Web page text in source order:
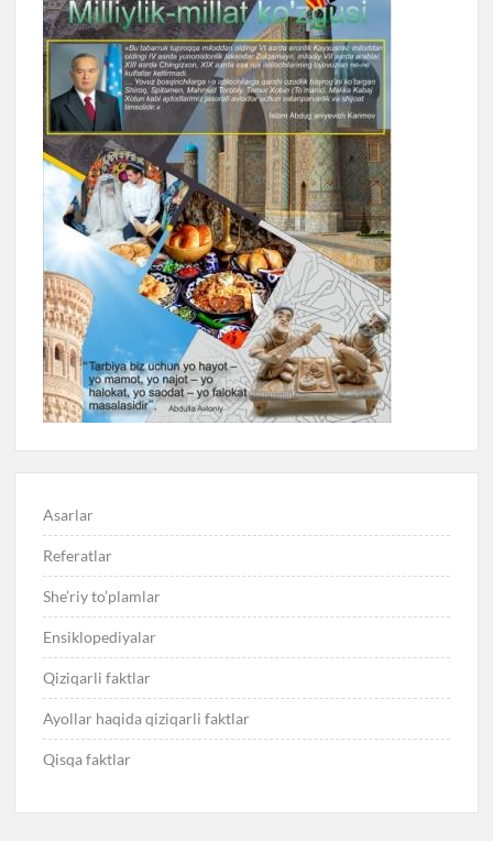
Asarlar
Referatlar
She’riy to’plamlar
Ensiklopediyalar
Qiziqarli faktlar
Ayollar haqida qiziqarli faktlar
Qisqa faktlar